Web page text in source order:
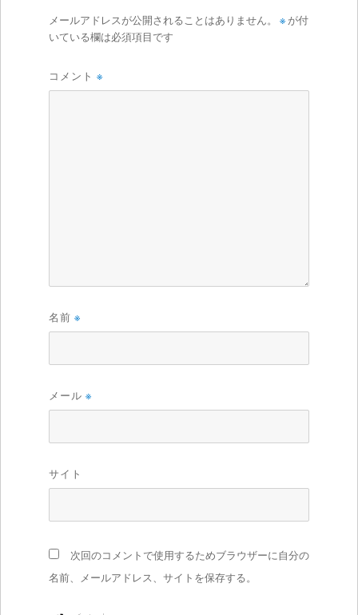
メールアドレスが公開されることはありません。 ※が付
いている欄は必須項目です
コメント ※
名前 ※
メール ※
サイト
次回のコメントで使用するためブラウザーに自分の
名前、メールアドレス、サイトを保存する。